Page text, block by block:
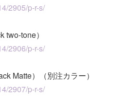
2905/p-r-s/
two-tone）
2906/p-r-s/
Matte）（別注カラー）
2907/p-r-s/